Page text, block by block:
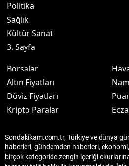
Politika
Sağlık
Kültür Sanat
3. Sayfa
Borsalar
Altın Fiyatları
Döviz Fiyatları
Kripto Paralar
Sondakikam.com.tr, Türkiye ve dünya
haberleri, gündemden haberleri,
birçok kategoride zengin içeriği